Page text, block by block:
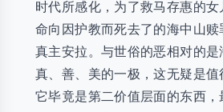
时代所感化，为了救马存惠的
命向因护教而死去了的海中山
真主安拉。与世俗的恶相对的
真、善、美的一极，这无疑是
它毕竟是第二价值层面的东西，